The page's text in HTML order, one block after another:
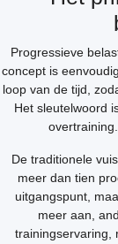
Progressieve
concept is
loop van de tijd,
Het sleutelwoord
De traditionele
meer dan tien
uitgangspunt,
meer aan,
trainingservaring,